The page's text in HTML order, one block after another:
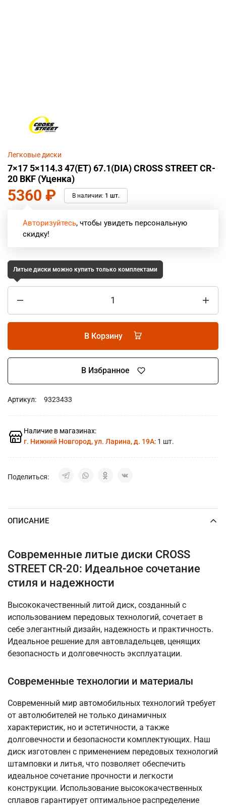
Легковые диски
7×17 5×114.3 47(ET) 67.1(DIA) CROSS STREET CR-
20 BKF (Уценка)
5360 ₽ В наличии: 1 шт.
Авторизуйтесь, чтобы увидеть персональную
скидку!
Литые диски можно купить только комплектами
В Корзину
В Избранное
Артикул: 9323433
Наличие в магазинах:
г. Нижний Новгород, ул. Ларина, д. 19А: 1 шт.
Поделиться:
ОПИСАНИЕ
Современные литые диски CROSS
STREET CR-20: Идеальное сочетание
стиля и надежности
Высококачественный литой диск, созданный с
использованием передовых технологий, сочетает в
себе элегантный дизайн, надежность и практичность.
Идеальное решение для автовладельцев, ценящих
безопасность и долговечность эксплуатации.
Современные технологии и материалы
Современный мир автомобильных технологий требует
от автолюбителей не только динамичных
характеристик, но и эстетичности, а также
долговечности и безопасности комплектующих. Наш
диск изготовлен с применением передовых технологий
штамповки и литья, что позволяет обеспечить
идеальное сочетание прочности и легкости
конструкции. Использование высококачественных
сплавов гарантирует оптимальное распределение